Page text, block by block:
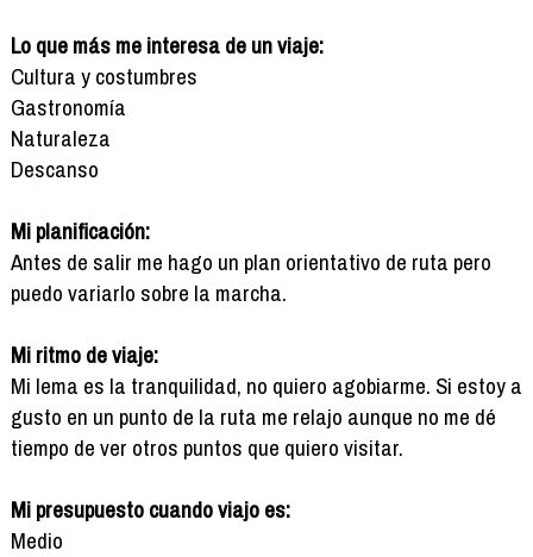
Lo que más me interesa de un viaje:
Cultura y costumbres
Gastronomía
Naturaleza
Descanso
Mi planificación:
Antes de salir me hago un plan orientativo de ruta pero
puedo variarlo sobre la marcha.
Mi ritmo de viaje:
Mi lema es la tranquilidad, no quiero agobiarme. Si estoy a
gusto en un punto de la ruta me relajo aunque no me dé
tiempo de ver otros puntos que quiero visitar.
Mi presupuesto cuando viajo es:
Medio